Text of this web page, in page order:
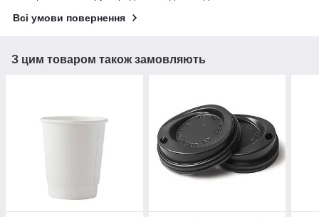
Всі умови повернення
З цим товаром також замовляють